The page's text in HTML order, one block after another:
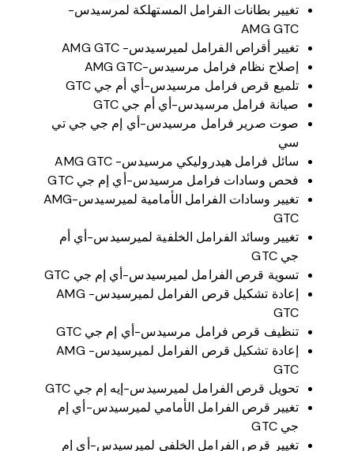
تغيير بطانات الفرامل المستهلكة لمرسيدس-
AMG GTC
تغيير أقراص الفرامل لميرسيدس- AMG GTC
إصلاح نظام فرامل مرسيدس-AMG GTC
تلميع قرص فرامل مرسيدس-أي أم جي GTC
صيانة فرامل مرسيدس-أي أم جي GTC
صوت صرير فرامل مرسيدس-أي إم جي جي تي
سي
سائل فرامل هيدروليكي مرسيدس- AMG GTC
فحص وسادات فرامل مرسيدس-أي إم جي GTC
تغيير وسادات الفرامل الأمامية لميرسيدس-AMG
GTC
تغيير وسائد الفرامل الخلفية لميرسيدس-أي أم
جي GTC
تسوية قرص الفرامل لميرسيدس-أي إم جي GTC
إعادة تشكيل قرص الفرامل لميرسيدس- AMG
GTC
تنظيف قرص فرامل مرسيدس-أي إم جي GTC
إعادة تشكيل قرص الفرامل لميرسيدس- AMG
GTC
تحويل قرص الفرامل لميرسيدس-إيه إم جي GTC
تغيير قرص الفرامل الأمامي لميرسيدس-أي إم
جي GTC
تغيير قرص الفرامل الخلفي لميرسيدس-أي إم